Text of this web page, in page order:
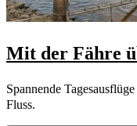
Mit der Fähre
Spannende
Fluss.